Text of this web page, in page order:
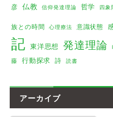
彦 仏教 信仰発達理論 哲学 四象
族との時間 心理療法 意識状態
記 東洋思想 発達理論
藤 行動探求 詩 読書
アーカイブ